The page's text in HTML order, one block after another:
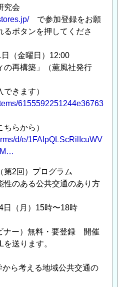
究会
で参加登録をお願
るボタンを押してくださ
（金曜日）12:00
の再構築」（薫風社発行
できます）
6155592251244e36763
ちらから）
d/e/1FAIpQLScRilIcuWV
第2回）プログラム
性のある公共交通のあり方
日（月）15時〜18時
ナー）無料・要登録 開催
送ります。
ら考える地域公共交通の